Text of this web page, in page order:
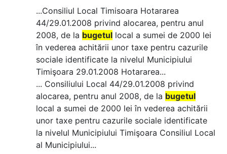
...Consiliul Local Timisoara Hotararea
44/29.01.2008 privind alocarea, pentru anul
2008, de la bugetul local a sumei de 2000 lei
în vederea achitării unor taxe pentru cazurile
sociale identificate la nivelul Municipiului
Timişoara 29.01.2008 Hotararea...
... Consiliului Local 44/29.01.2008 privind
alocarea, pentru anul 2008, de la bugetul
local a sumei de 2000 lei în vederea achitării
unor taxe pentru cazurile sociale identificate
la nivelul Municipiului Timişoara Consiliul Local
al Municipiului...